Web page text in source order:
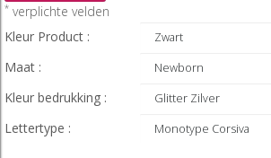
* verplichte velden
Kleur Product :
Maat :
Kleur bedrukking :
Lettertype :